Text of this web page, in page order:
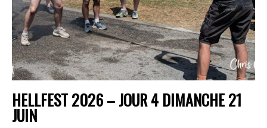
HELLFEST 2026 – JOUR 4 DIMANCHE 21
JUIN